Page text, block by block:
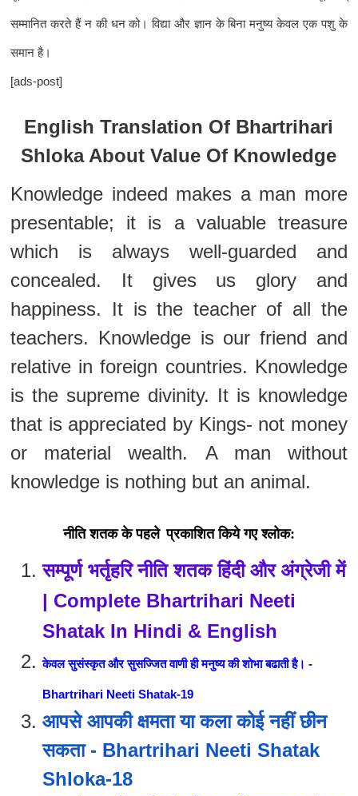
सम्मानित करते हैं न की धन को। विद्या और ज्ञान के बिना मनुष्य केवल एक पशु के
समान है।
[ads-post]
English Translation Of Bhartrihari
Shloka About Value Of Knowledge
Knowledge indeed makes a man more
presentable; it is a valuable treasure
which is always well-guarded and
concealed. It gives us glory and
happiness. It is the teacher of all the
teachers. Knowledge is our friend and
relative in foreign countries. Knowledge
is the supreme divinity. It is knowledge
that is appreciated by Kings- not money
or material wealth. A man without
knowledge is nothing but an animal.
नीति शतक के पहले प्रकाशित किये गए श्लोक:
सम्पूर्ण भर्तृहरि नीति शतक हिंदी और अंग्रेजी में
| Complete Bhartrihari Neeti
Shatak In Hindi & English
केवल सुसंस्कृत और सुसज्जित वाणी ही मनुष्य की शोभा बढाती है। -
Bhartrihari Neeti Shatak-19
आपसे आपकी क्षमता या कला कोई नहीं छीन
सकता - Bhartrihari Neeti Shatak
Shloka-18